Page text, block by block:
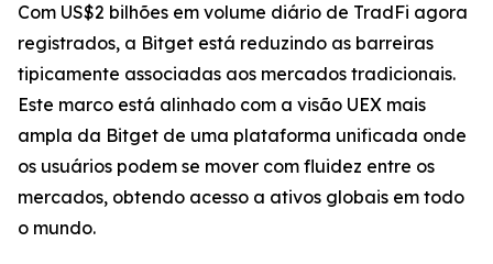
Com US$2 bilhões em volume diário de TradFi agora
registrados, a Bitget está reduzindo as barreiras
tipicamente associadas aos mercados tradicionais.
Este marco está alinhado com a visão UEX mais
ampla da Bitget de uma plataforma unificada onde
os usuários podem se mover com fluidez entre os
mercados, obtendo acesso a ativos globais em todo
o mundo.